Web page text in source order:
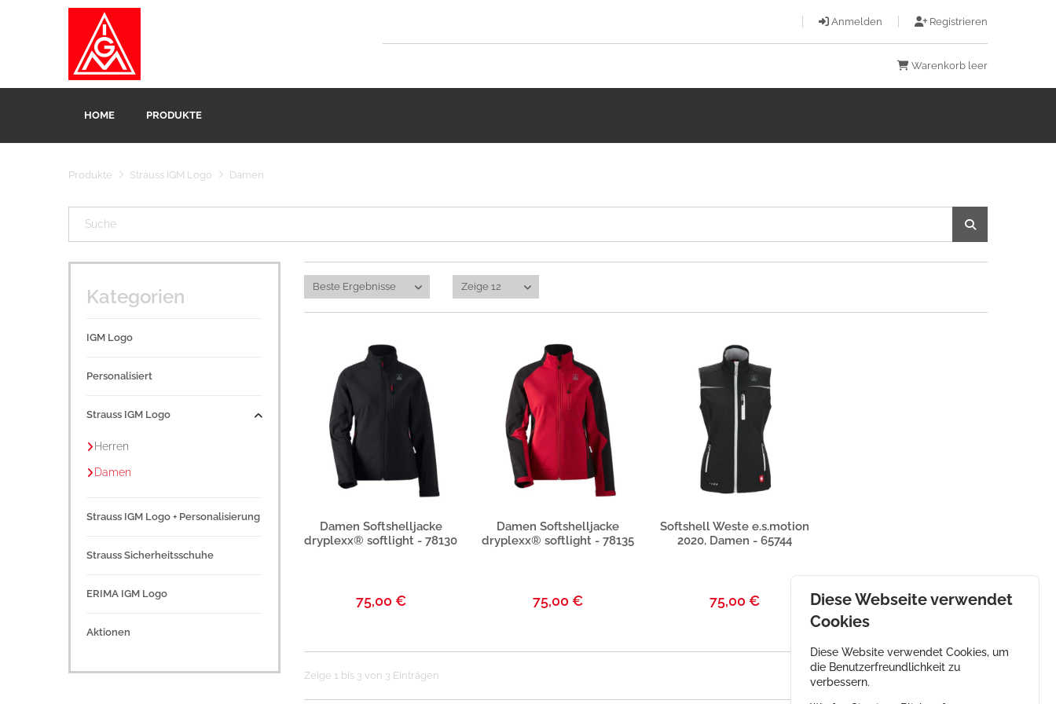
Anmelden Registrieren
Warenkorb leer
HOME PRODUKTE
Produkte Strauss IGM Logo Damen
Kategorien
IGM Logo
Personalisiert
Strauss IGM Logo
Herren
Damen
Strauss IGM Logo + Personalisierung
Strauss Sicherheitsschuhe
ERIMA IGM Logo
Aktionen
Produktbeschreibung
Damen Softshelljacke
dryplexx® softlight - 78130
75,00 €
Produktbeschreibung
Damen Softshelljacke
dryplexx® softlight - 78135
75,00 €
Produktbeschreibung
Softshell Weste e.s.motion
2020, Damen - 65744
75,00 €
Zeige 1 bis 3 von 3 Einträgen
Diese Webseite verwendet
Cookies
Diese Website verwendet Cookies, um
die Benutzerfreundlichkeit zu
verbessern.